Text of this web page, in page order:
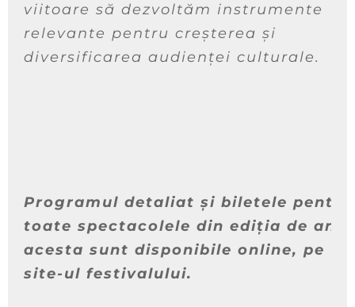
viitoare să dezvoltăm instrumente
relevante pentru creșterea și
diversificarea audienței culturale.
Programul detaliat și biletele pentru
toate spectacolele din ediția de anul
acesta sunt disponibile online, pe
site-ul festivalului.